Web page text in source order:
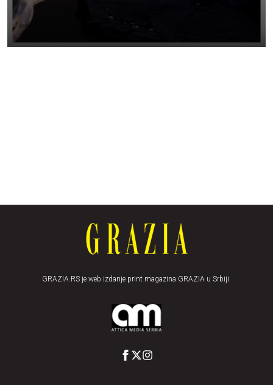
GRAZIA.RS je web izdanje print magazina GRAZIA u Srbiji.